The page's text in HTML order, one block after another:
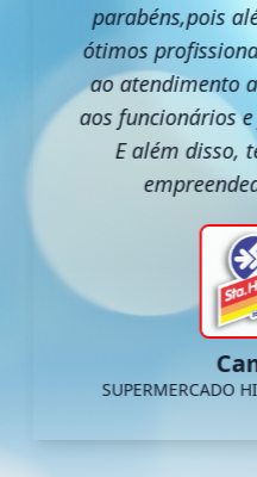
parabéns,pois
ótimos
ao atendimento
aos funcionários
E além disso,
SUPERMERCADO